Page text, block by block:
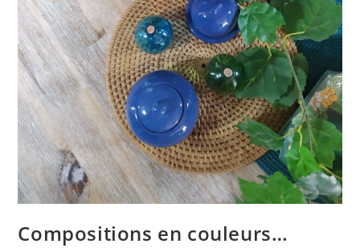
Compositions en couleurs…